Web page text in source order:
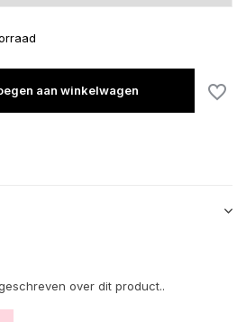
aan winkelwagen
over dit product..